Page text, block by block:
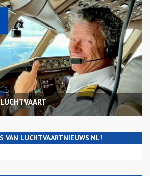
VAN LUCHTVAARTNIEUWS.NL!